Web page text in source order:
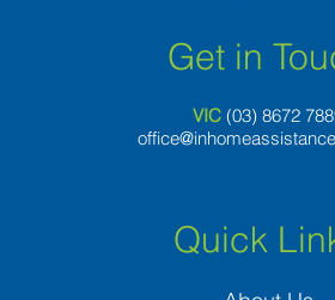
Get in
VIC (03) 8672
Quick